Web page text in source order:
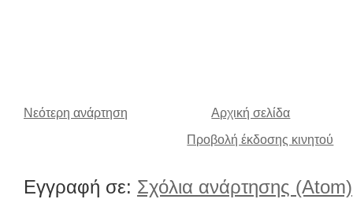
Νεότερη ανάρτηση
Αρχική σελίδα
Προβολή έκδοσης κινητού
Εγγραφή σε: Σχόλια ανάρτησης (Atom)